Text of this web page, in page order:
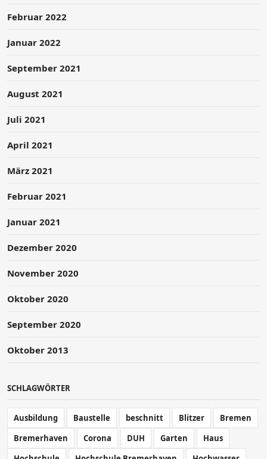
Februar 2022
Januar 2022
September 2021
August 2021
Juli 2021
April 2021
März 2021
Februar 2021
Januar 2021
Dezember 2020
November 2020
Oktober 2020
September 2020
Oktober 2013
SCHLAGWÖRTER
Ausbildung Baustelle beschnitt Blitzer
Bremen
Bremerhaven
Corona DUH Garten
Haus